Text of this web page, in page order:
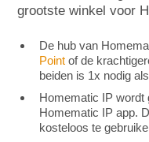
grootste winkel voor
De hub van
Point of de
beiden is 1x nodig
Homematic IP wordt
Homematic IP app.
kosteloos te